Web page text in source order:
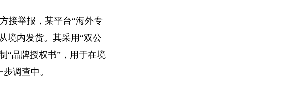
接举报，某平台“海外专
境内发货。其采用“双公
“品牌授权书”，用于在境
调查中。